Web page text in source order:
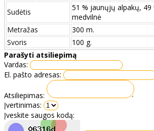
Sudėtis
51 % jaunųjų alpakų, 49
medvilnė
Metražas
300 m.
Svoris
100 g.
Parašyti atsiliepimą
Vardas:
El. pašto adresas:
Atsiliepimas:
Įvertinimas:
Įveskite saugos kodą: